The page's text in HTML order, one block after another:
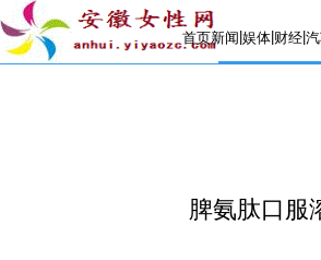
首页新闻 娱体 财经
脾氨肽口服